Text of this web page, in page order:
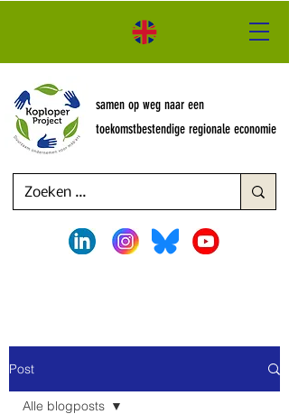
samen op weg naar een
toekomstbestendige regionale economie
Post
Alle blogposts